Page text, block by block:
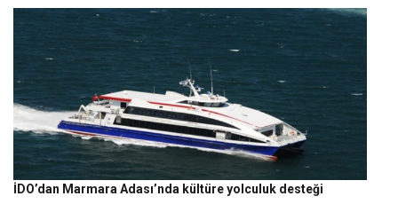
İDO’dan Marmara Adası’nda kültüre yolculuk desteği